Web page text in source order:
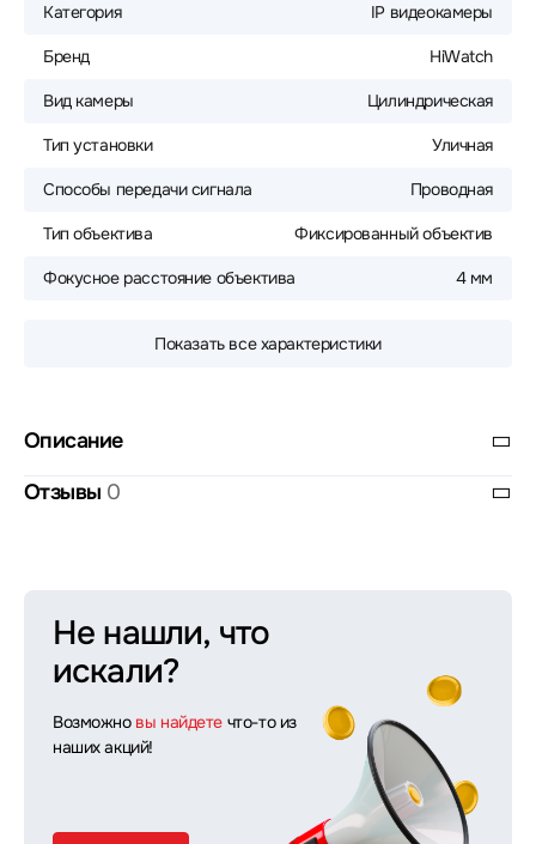
Категория IP видеокамеры
Бренд HiWatch
Вид камеры Цилиндрическая
Тип установки Уличная
Способы передачи сигнала Проводная
Тип объектива Фиксированный объектив
Фокусное расстояние объектива 4 мм
Показать все характеристики
Описание
Отзывы 0
Не нашли, что
искали?
Возможно вы найдете что-то из
наших акций!